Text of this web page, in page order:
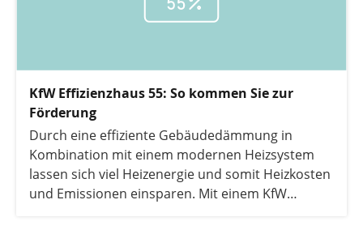
KfW Effizienzhaus 55: So kommen Sie zur
Förderung
Durch eine effiziente Gebäudedämmung in
Kombination mit einem modernen Heizsystem
lassen sich viel Heizenergie und somit Heizkosten
und Emissionen einsparen. Mit einem KfW